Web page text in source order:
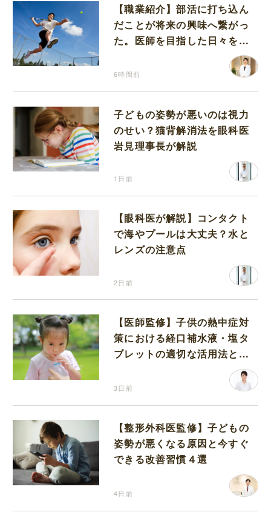
【職業紹介】部活に打ち込ん
だことが将来の興味へ繋がっ
た。医師を目指した日々を振
6時間前
子どもの姿勢が悪いのは視力
のせい？猫背解消法を眼科医
岩見理事長が解説
1日前
【眼科医が解説】コンタクト
で海やプールは大丈夫？水と
レンズの注意点
2日前
【医師監修】子供の熱中症対
策における経口補水液・塩タ
ブレットの適切な活用法と水
3日前
【整形外科医監修】子どもの
姿勢が悪くなる原因と今すぐ
できる改善習慣４選
4日前